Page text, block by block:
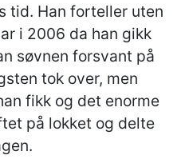
tid. Han forteller uten
i 2006 da han gikk
søvnen forsvant på
tok over, men
fikk og det enorme
på lokket og delte